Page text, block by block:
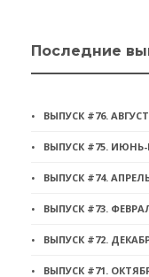
Последние
ВЫПУСК #76.
ВЫПУСК #75.
ВЫПУСК #74.
ВЫПУСК #73.
ВЫПУСК #72.
ВЫПУСК #71.